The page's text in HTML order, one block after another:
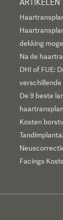
dekking
Na de
DHI of FUE:
De 9 beste
Kosten
Facings